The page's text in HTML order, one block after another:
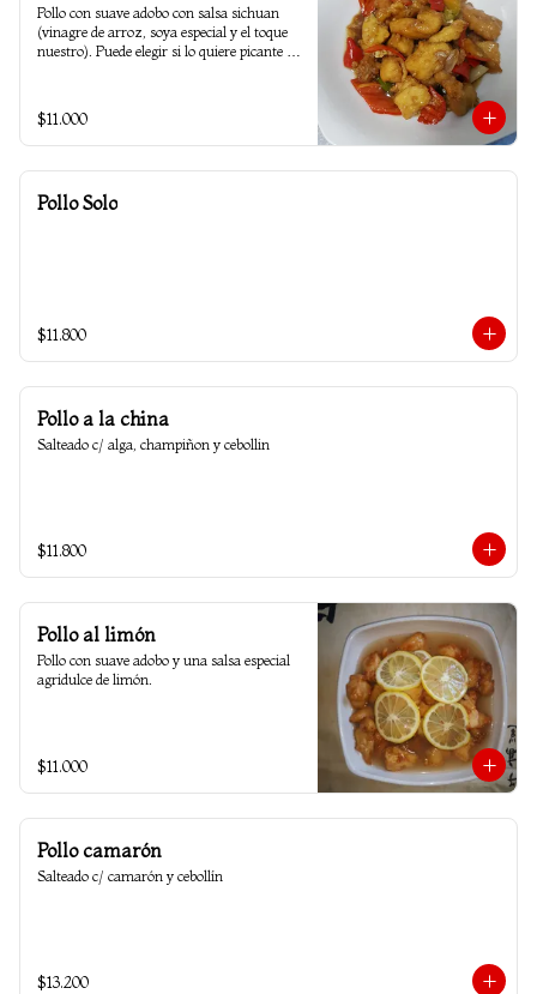
Pollo con suave adobo con salsa sichuan
(vinagre de arroz, soya especial y el toque
nuestro). Puede elegir si lo quiere picante o
$11.000
Pollo Solo
$11.800
Pollo a la china
Salteado c/ alga, champiñon y cebollin
$11.800
Pollo al limón
Pollo con suave adobo y una salsa especial
agridulce de limón.
$11.000
Pollo camarón
Salteado c/ camarón y cebollín
$13.200